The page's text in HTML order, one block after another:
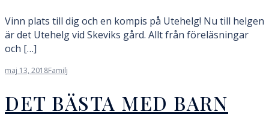
Vinn plats till dig och en kompis på Utehelg! Nu till helgen
är det Utehelg vid Skeviks gård. Allt från föreläsningar
och […]
maj 13, 2018Familj
DET BÄSTA MED BARN